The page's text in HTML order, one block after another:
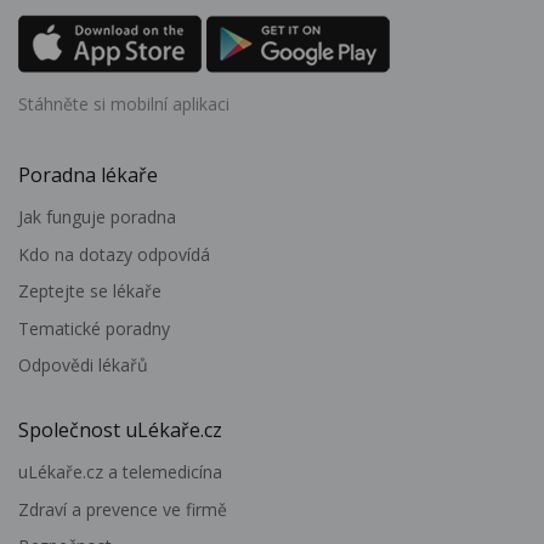
Stáhněte si mobilní aplikaci
Poradna lékaře
Jak funguje poradna
Kdo na dotazy odpovídá
Zeptejte se lékaře
Tematické poradny
Odpovědi lékařů
Společnost uLékaře.cz
uLékaře.cz a telemedicína
Zdraví a prevence ve firmě